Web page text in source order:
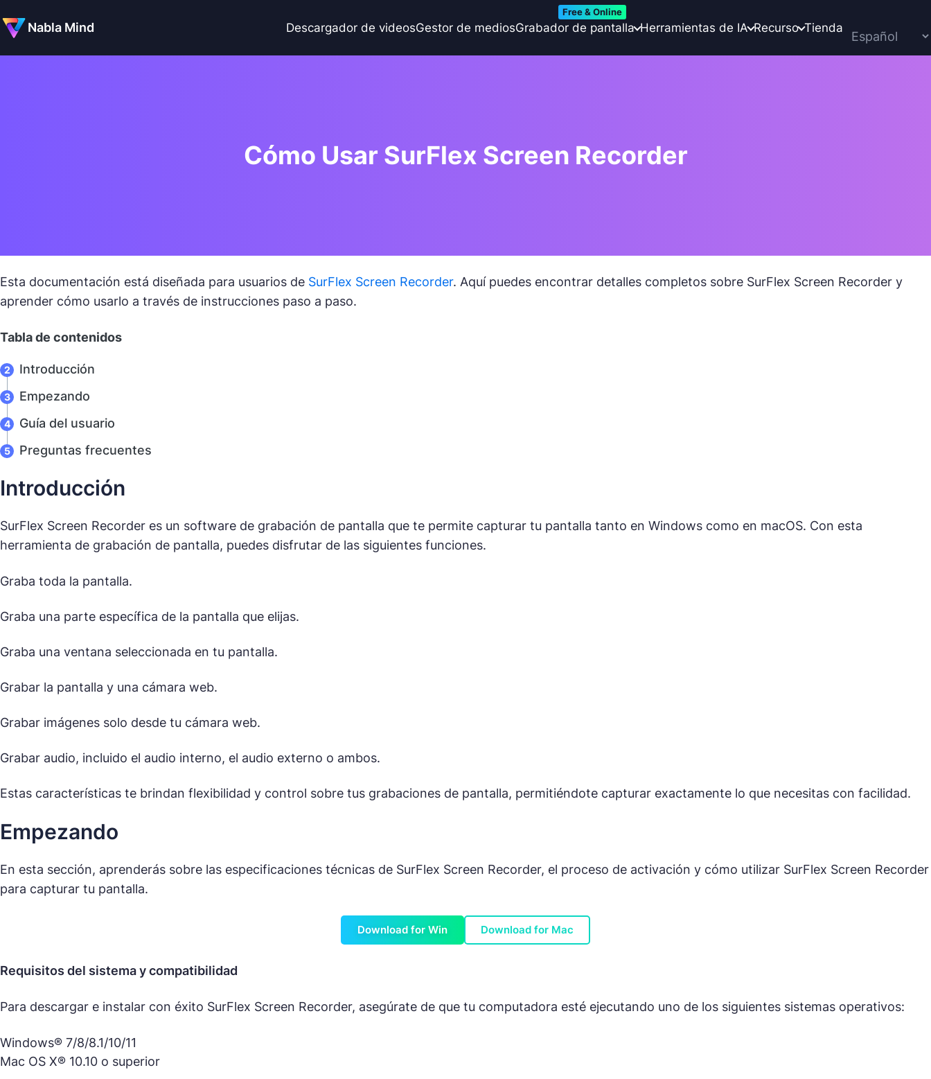
Nabla Mind Descargador de videosGestor de mediosGrabador de pantalla
Free & Online
Herramientas de IA Recurso Tienda
Cómo Usar SurFlex Screen Recorder
Esta documentación está diseñada para usuarios de SurFlex Screen Recorder. Aquí puedes encontrar detalles completos sobre SurFlex Screen Recorder y
aprender cómo usarlo a través de instrucciones paso a paso.
Tabla de contenidos
Introducción
Empezando
Guía del usuario
Preguntas frecuentes
Introducción
SurFlex Screen Recorder es un software de grabación de pantalla que te permite capturar tu pantalla tanto en Windows como en macOS. Con esta
herramienta de grabación de pantalla, puedes disfrutar de las siguientes funciones.
Graba toda la pantalla.
Graba una parte específica de la pantalla que elijas.
Graba una ventana seleccionada en tu pantalla.
Grabar la pantalla y una cámara web.
Grabar imágenes solo desde tu cámara web.
Grabar audio, incluido el audio interno, el audio externo o ambos.
Estas características te brindan flexibilidad y control sobre tus grabaciones de pantalla, permitiéndote capturar exactamente lo que necesitas con facilidad.
Empezando
En esta sección, aprenderás sobre las especificaciones técnicas de SurFlex Screen Recorder, el proceso de activación y cómo utilizar SurFlex Screen Recorder
para capturar tu pantalla.
Download for Win Download for Mac
Requisitos del sistema y compatibilidad
Para descargar e instalar con éxito SurFlex Screen Recorder, asegúrate de que tu computadora esté ejecutando uno de los siguientes sistemas operativos:
Windows® 7/8/8.1/10/11
Mac OS X® 10.10 o superior